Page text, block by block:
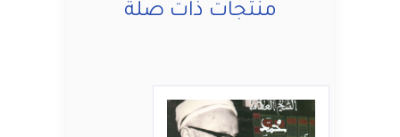
منتجات ذات صلة